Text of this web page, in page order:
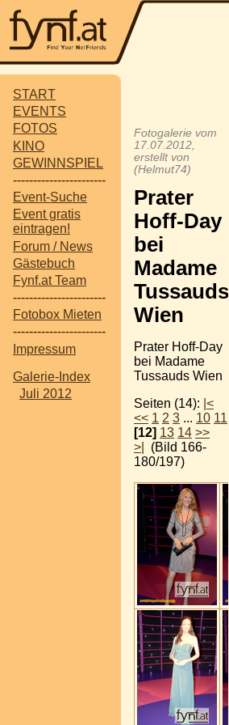
START
EVENTS
FOTOS
KINO
GEWINNSPIEL
-----------------------
Event-Suche
Event gratis
eintragen!
Forum / News
Gästebuch
Fynf.at Team
-----------------------
Fotobox Mieten
-----------------------
Impressum
Galerie-Index
Juli 2012
Fotogalerie vom
17.07.2012,
erstellt von
(Helmut74)
Prater
Hoff-Day
bei
Madame
Tussauds
Wien
Prater Hoff-Day
bei Madame
Tussauds Wien
Seiten (14): |<
<< 1 2 3 ... 10 11
[12] 13 14 >>
>|
(Bild 166-
180/197)